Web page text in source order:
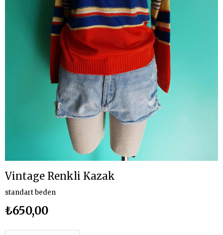
Vintage Renkli Kazak
standart beden
₺650,00